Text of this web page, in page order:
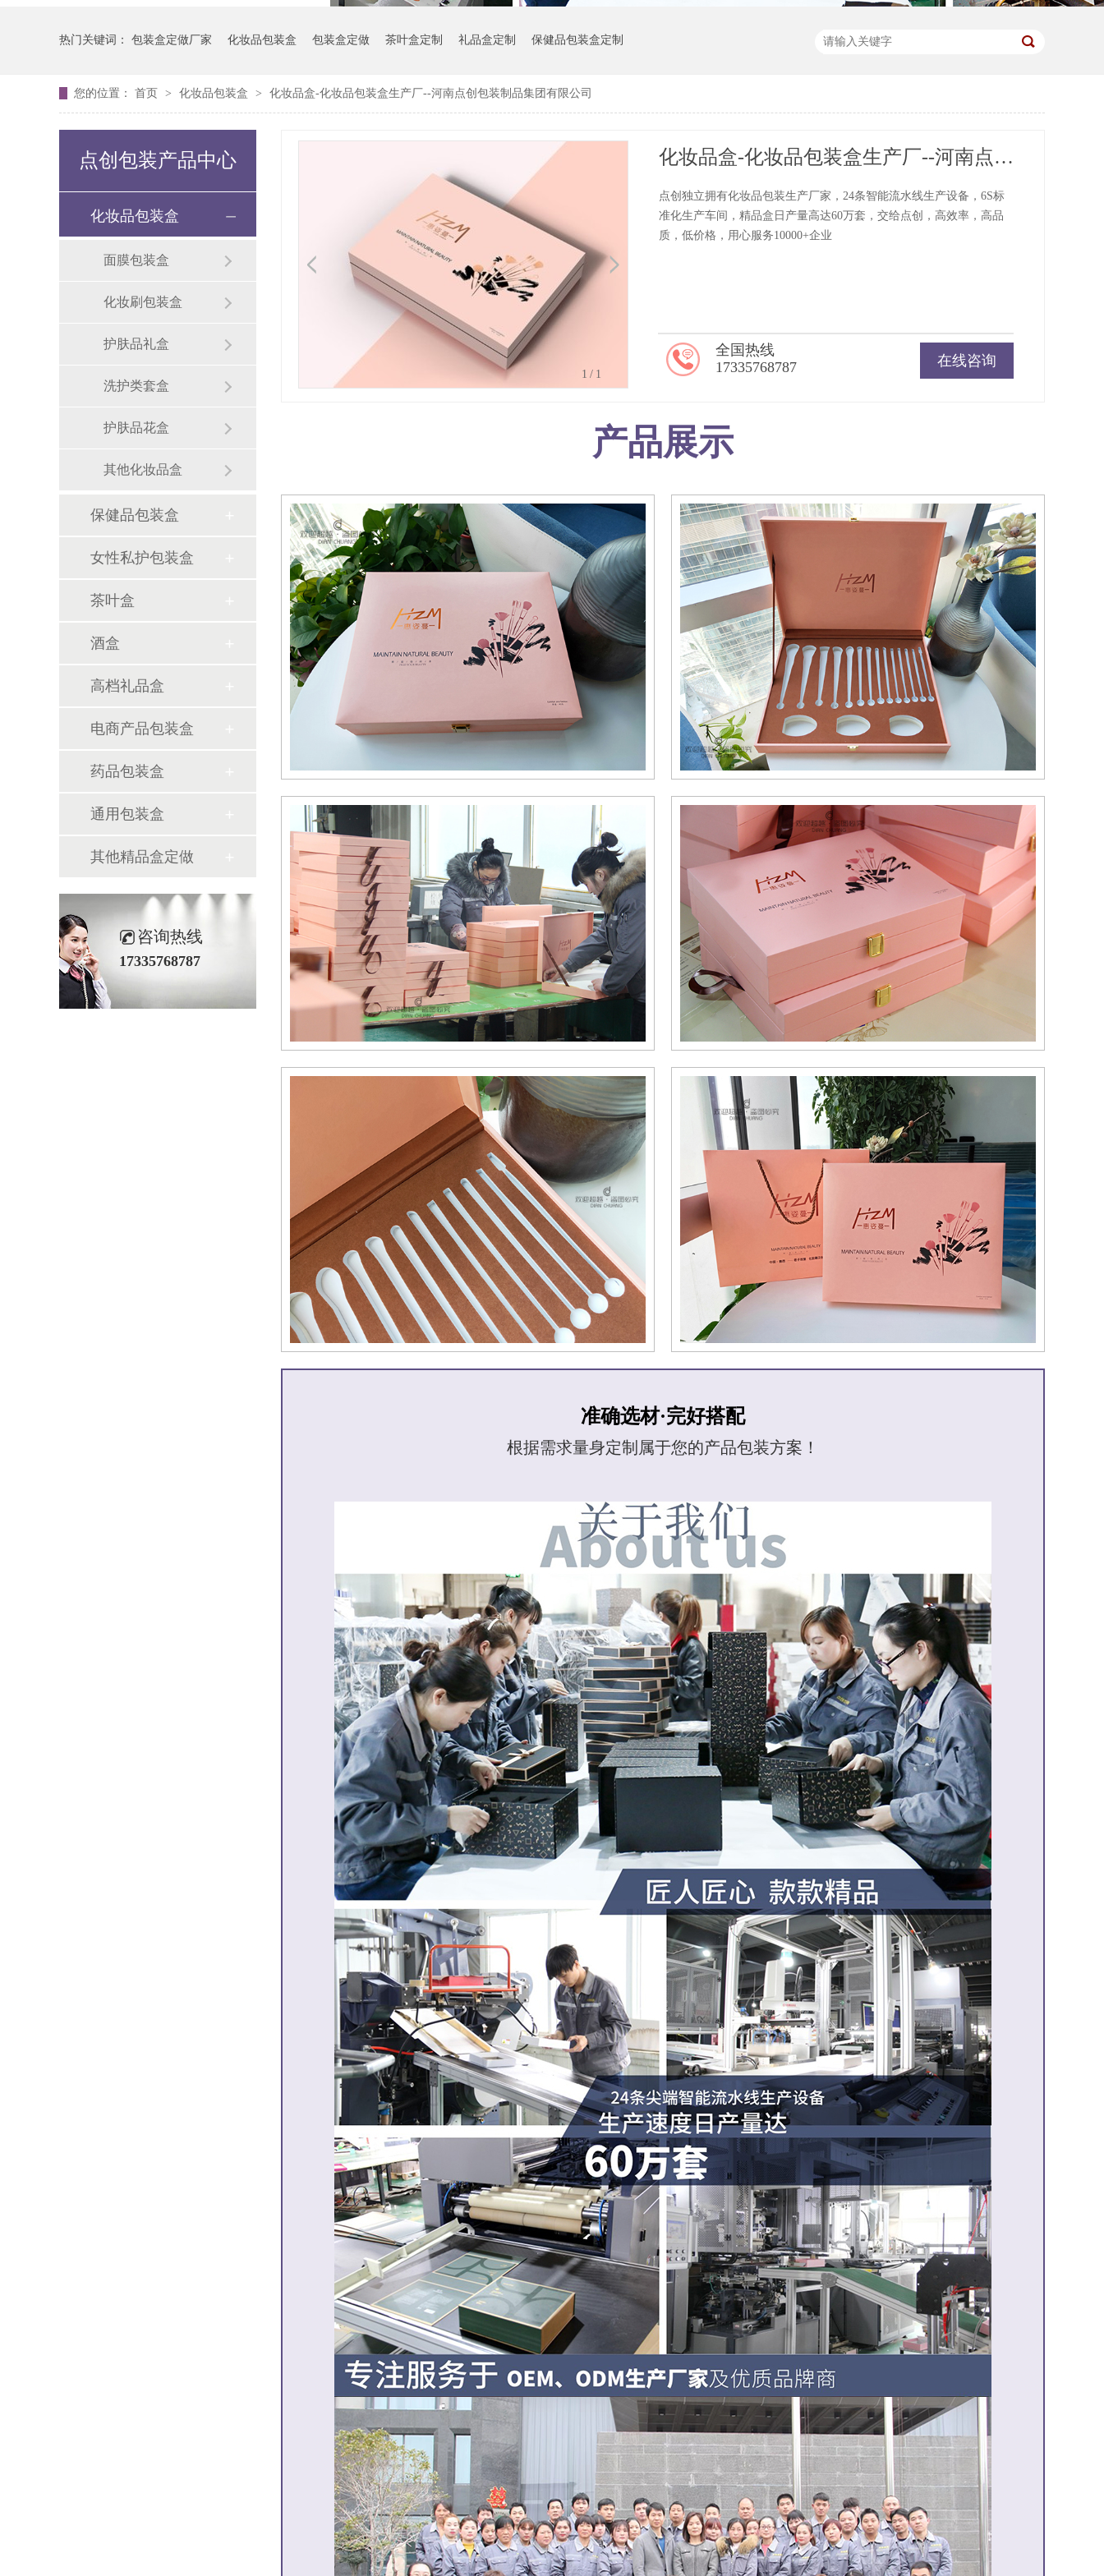
热门关键词： 包装盒定做厂家 化妆品包装盒 包装盒定做 茶叶盒定制 礼品盒定制 保健品包装盒定制
您的位置： 首页 > 化妆品包装盒 > 化妆品盒-化妆品包装盒生产厂--河南点创包装制品集团有限公司
点创包装产品中心
化妆品包装盒
面膜包装盒
化妆刷包装盒
护肤品礼盒
洗护类套盒
护肤品花盒
其他化妆品盒
保健品包装盒
女性私护包装盒
茶叶盒
酒盒
高档礼品盒
电商产品包装盒
药品包装盒
通用包装盒
其他精品盒定做
咨询热线
17335768787
1 /1
化妆品盒-化妆品包装盒生产厂--河南点创包装制品集团有限公司
点创独立拥有化妆品包装生产厂家，24条智能流水线生产设备，6S标
准化生产车间，精品盒日产量高达60万套，交给点创，高效率，高品
质，低价格，用心服务10000+企业
在线咨询
全国热线
17335768787
产品展示
准确选材·完好搭配
根据需求量身定制属于您的产品包装方案！